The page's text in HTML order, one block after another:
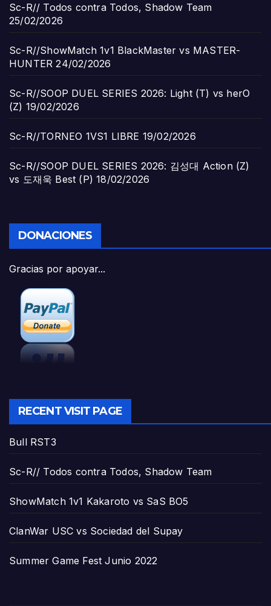
Sc-R// Todos contra Todos, Shadow Team
25/02/2026
Sc-R//ShowMatch 1v1 BlackMaster vs MASTER-
HUNTER 24/02/2026
Sc-R//SOOP DUEL SERIES 2026: Light (T) vs herO
(Z) 19/02/2026
Sc-R//TORNEO 1VS1 LIBRE 19/02/2026
Sc-R//SOOP DUEL SERIES 2026: 김성대 Action (Z)
vs 도재욱 Best (P) 18/02/2026
DONACIONES
Gracias por apoyar...
RECENT VISIT PAGE
Bull RST3
Sc-R// Todos contra Todos, Shadow Team
ShowMatch 1v1 Kakaroto vs SaS BO5
ClanWar USC vs Sociedad del Supay
Summer Game Fest Junio 2022